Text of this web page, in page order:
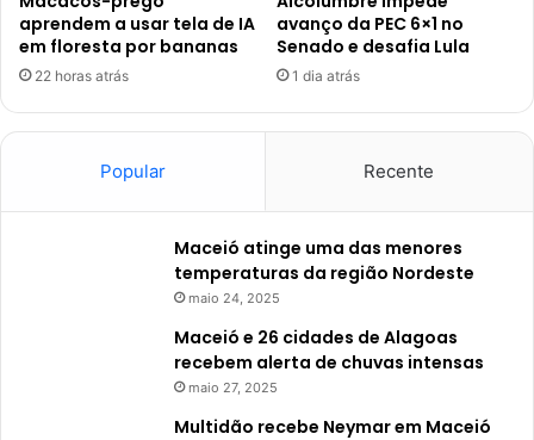
aprendem a usar tela de IA
em floresta por bananas
22 horas atrás
avanço da PEC 6×1 no
Senado e desafia Lula
1 dia atrás
Popular Recente
Maceió atinge uma das menores
temperaturas da região Nordeste
maio 24, 2025
Maceió e 26 cidades de Alagoas
recebem alerta de chuvas intensas
maio 27, 2025
Multidão recebe Neymar em Maceió